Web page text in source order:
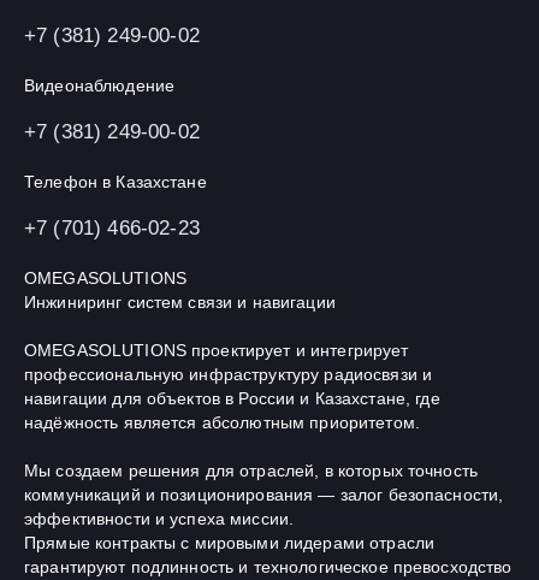
+7 (381) 249-00-02
Видеонаблюдение
+7 (381) 249-00-02
Телефон в Казахстане
+7 (701) 466-02-23
OMEGASOLUTIONS
Инжиниринг систем связи и навигации
OMEGASOLUTIONS проектирует и интегрирует
профессиональную инфраструктуру радиосвязи и
навигации для объектов в России и Казахстане, где
надёжность является абсолютным приоритетом.
Мы создаем решения для отраслей, в которых точность
коммуникаций и позиционирования — залог безопасности,
эффективности и успеха миссии.
Прямые контракты с мировыми лидерами отрасли
гарантируют подлинность и технологическое превосходство